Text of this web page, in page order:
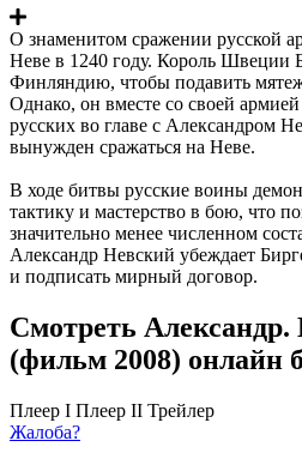
О знаменитом сражении русской
Неве в 1240 году. Король Швеции
Финляндию, чтобы подавить
Однако, он вместе со своей
русских во главе с Александром
вынужден сражаться на Неве.
В ходе битвы русские воины
тактику и мастерство в бою, что
значительно менее численном
Александр Невский убеждает
и подписать мирный договор.
Смотреть Александр.
(фильм 2008) онлайн
Плеер I Плеер II Трейлер
Жалоба?